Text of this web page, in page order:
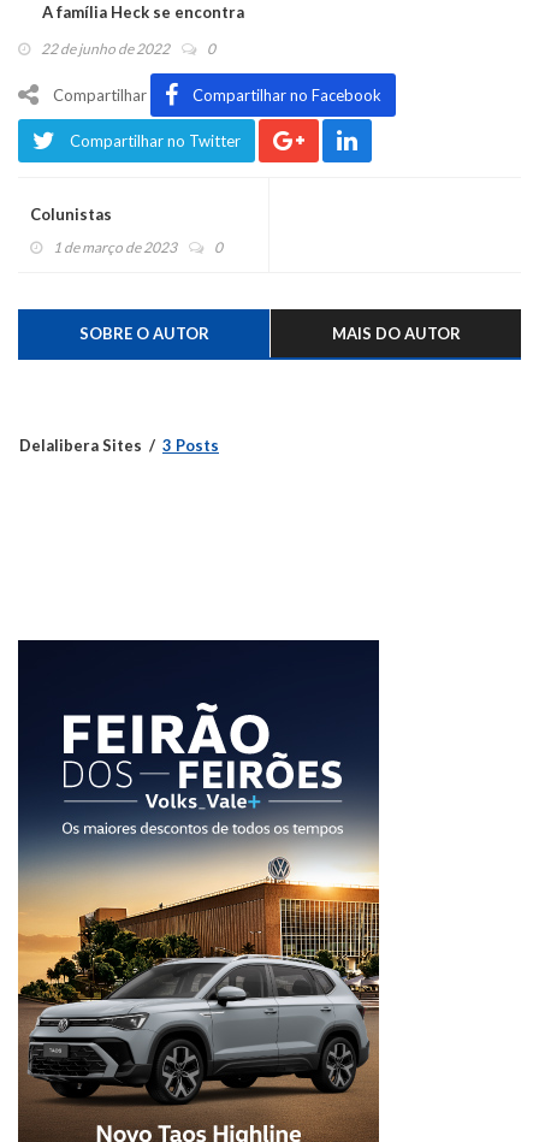
A família Heck se encontra
22 de junho de 2022 0
Compartilhar Compartilhar no Facebook
Compartilhar no Twitter
Colunistas
1 de março de 2023 0
SOBRE O AUTOR MAIS DO AUTOR
Delalibera Sites 3 Posts